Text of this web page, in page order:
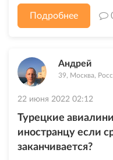
Подробнее
Андрей
39, Москва,
22 июня 2022 02:12
Турецкие
иностранцу если
заканчивается?